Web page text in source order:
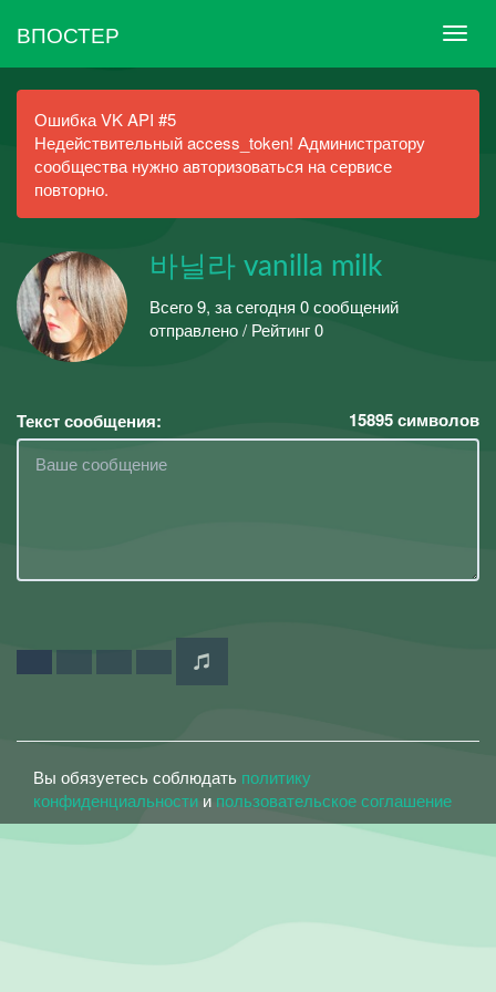
ВПОСТЕР
Ошибка VK API #5
Недействительный access_token! Администратору
сообщества нужно авторизоваться на сервисе
повторно.
바닐라 vanilla milk
Всего 9, за сегодня 0 сообщений
отправлено / Рейтинг 0
Текст сообщения: 15895символов
Вы обязуетесь соблюдать политику
конфиденциальности и пользовательское соглашение